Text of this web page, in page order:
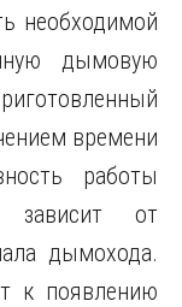
необходимой
дымовую
времени
работы
от
дымохода.
к появлению